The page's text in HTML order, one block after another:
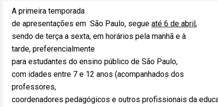
A primeira temporada
de apresentações em São Paulo, segue até 6 de abril,
sendo de terça a sexta, em horários pela manhã e à
tarde, preferencialmente
para estudantes do ensino público de São Paulo,
com idades entre 7 e 12 anos (acompanhados dos
professores,
coordenadores pedagógicos e outros profissionais da